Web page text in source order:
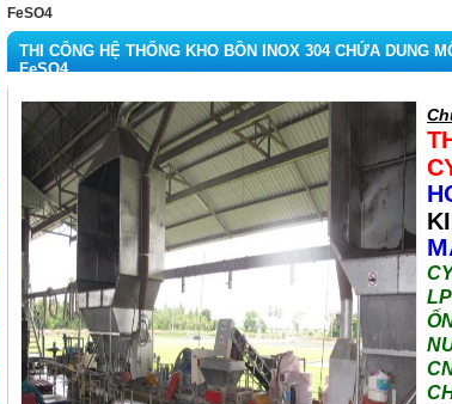
FeSO4
THI CÔNG HỆ THỐNG KHO BỒN INOX 304 CHỨA DUNG
FeSO4